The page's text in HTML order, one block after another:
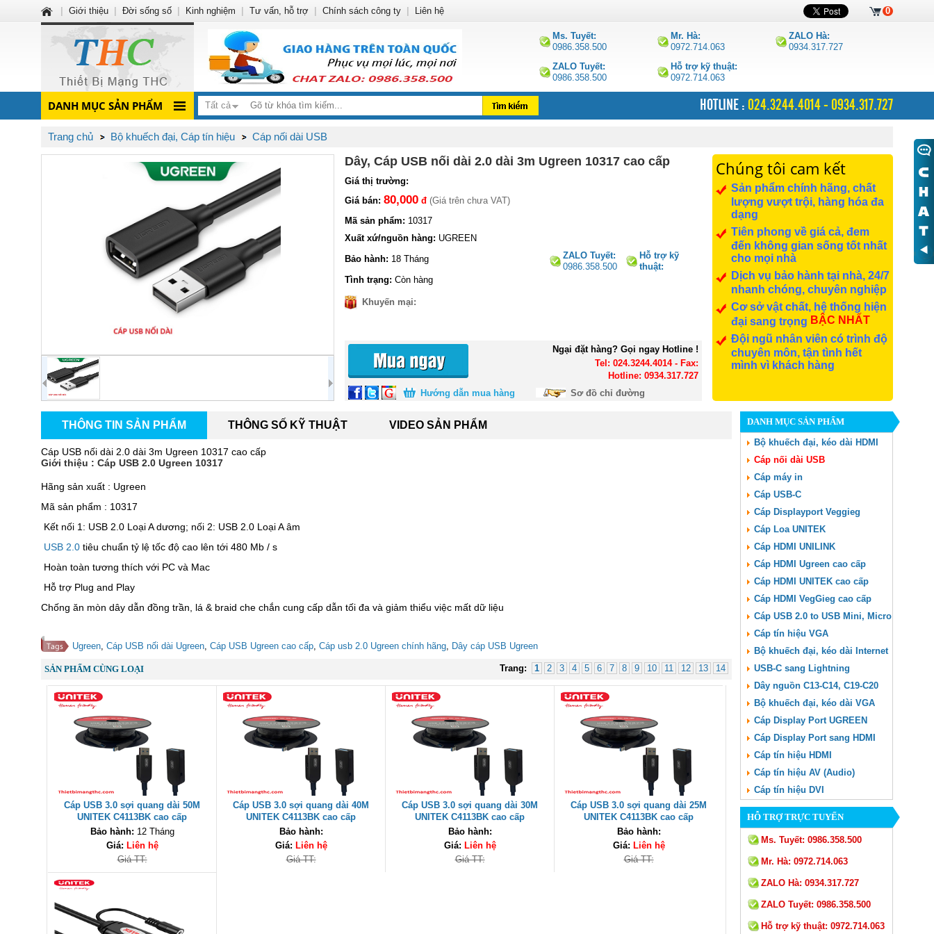
Ms. Tuyết:
0986.358.500
Mr. Hà:
0972.714.063
ZALO Hà:
0934.317.727
ZALO Tuyết:
0986.358.500
Hỗ trợ kỹ thuật:
0972.714.063
DANH MỤC SẢN PHẨM Tất cả HOTLINE : 024.3244.4014 - 0934.317.727
Trang chủ Bộ khuếch đại, Cáp tín hiệu Cáp nối dài USB
Dây, Cáp USB nối dài 2.0 dài 3m Ugreen 10317 cao cấp
Giá thị trường:
Giá bán: 80,000 đ (Giá trên chưa VAT)
Mã sản phẩm: 10317
Xuất xứ/nguồn hàng: UGREEN
ZALO Tuyết:
0986.358.500
Hỗ trợ kỹ
thuật:
Bảo hành: 18 Tháng
Tình trạng: Còn hàng
Khuyến mại:
Ngại đặt hàng? Gọi ngay Hotline !
Tel: 024.3244.4014 - Fax:
Hotline: 0934.317.727
Hướng dẫn mua hàng
Sơ đồ chỉ đường
Chúng tôi cam kết
Sản phẩm chính hãng, chất
lượng vượt trội, hàng hóa đa
dạng
Tiên phong về giá cả, đem
đến không gian sống tốt nhất
cho mọi nhà
Dịch vụ bảo hành tại nhà, 24/7
nhanh chóng, chuyên nghiệp
Cơ sở vật chất, hệ thống hiện
đại sang trọng BẬC NHẤT
Đội ngũ nhân viên có trình độ
chuyên môn, tận tình hết
mình vì khách hàng
THÔNG TIN SẢN PHẨM THÔNG SỐ KỸ THUẬT VIDEO SẢN PHẨM
Cáp USB nối dài 2.0 dài 3m Ugreen 10317 cao cấp
Giới thiệu : Cáp USB 2.0 Ugreen 10317
Hãng sản xuất : Ugreen
Mã sản phẩm : 10317
Kết nối 1: USB 2.0 Loại A dương; nối 2: USB 2.0 Loại A âm
USB 2.0 tiêu chuẩn tỷ lệ tốc độ cao lên tới 480 Mb / s
Hoàn toàn tương thích với PC và Mac
Hỗ trợ Plug and Play
Chống ăn mòn dây dẫn đồng trần, lá & braid che chắn cung cấp dẫn tối đa và giảm thiểu việc mất dữ liệu
Ugreen, Cáp USB nối dài Ugreen, Cáp USB Ugreen cao cấp, Cáp usb 2.0 Ugreen chính hãng, Dây cáp USB Ugreen
Trang: 1 2 3 4 5 6 7 8 9 10 11 12 13 14
SẢN PHẨM CÙNG LOẠI
Cáp USB 3.0 sợi quang dài 50M
UNITEK C4113BK cao cấp
Bảo hành: 12 Tháng
Giá: Liên hệ
Giá TT:
Cáp USB 3.0 sợi quang dài 40M
UNITEK C4113BK cao cấp
Bảo hành:
Giá: Liên hệ
Giá TT:
Cáp USB 3.0 sợi quang dài 30M
UNITEK C4113BK cao cấp
Bảo hành:
Giá: Liên hệ
Giá TT:
Cáp USB 3.0 sợi quang dài 25M
UNITEK C4113BK cao cấp
Bảo hành:
Giá: Liên hệ
Giá TT:
DANH MỤC SẢN PHẨM
Bộ khuếch đại, kéo dài HDMI
Cáp nối dài USB
Cáp máy in
Cáp USB-C
Cáp Displayport Veggieg
Cáp Loa UNITEK
Cáp HDMI UNILINK
Cáp HDMI Ugreen cao cấp
Cáp HDMI UNITEK cao cấp
Cáp HDMI VegGieg cao cấp
Cáp USB 2.0 to USB Mini, Micro
Cáp tín hiệu VGA
Bộ khuếch đại, kéo dài Internet
USB-C sang Lightning
Dây nguồn C13-C14, C19-C20
Bộ khuếch đại, kéo dài VGA
Cáp Display Port UGREEN
Cáp Display Port sang HDMI
Cáp tín hiệu HDMI
Cáp tín hiệu AV (Audio)
Cáp tín hiệu DVI
HỖ TRỢ TRỰC TUYẾN
Ms. Tuyết: 0986.358.500
Mr. Hà: 0972.714.063
ZALO Hà: 0934.317.727
ZALO Tuyết: 0986.358.500
Hỗ trợ kỹ thuật: 0972.714.063
0
Giới thiệu Đời sống số Kinh nghiệm Tư vấn, hỗ trợ Chính sách công ty Liên hệ